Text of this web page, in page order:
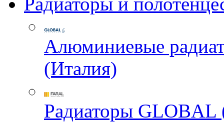
Алюминиевые
(Италия)
Радиаторы GLOBAL